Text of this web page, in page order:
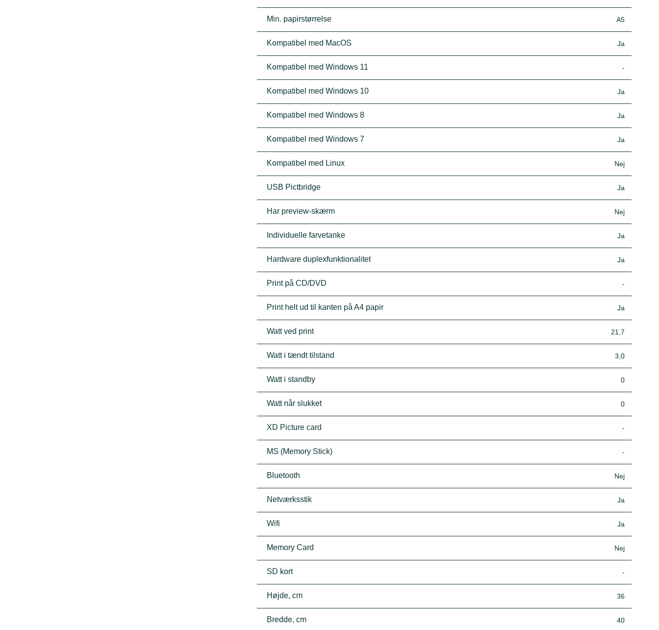
Min. papirstørrelse A5
Kompatibel med MacOS Ja
Kompatibel med Windows 11 -
Kompatibel med Windows 10 Ja
Kompatibel med Windows 8 Ja
Kompatibel med Windows 7 Ja
Kompatibel med Linux Nej
USB Pictbridge Ja
Har preview-skærm Nej
Individuelle farvetanke Ja
Hardware duplexfunktionalitet Ja
Print på CD/DVD -
Print helt ud til kanten på A4 papir Ja
Watt ved print 21,7
Watt i tændt tilstand 3,0
Watt i standby 0
Watt når slukket 0
XD Picture card -
MS (Memory Stick) -
Bluetooth Nej
Netværksstik Ja
Wifi Ja
Memory Card Nej
SD kort -
Højde, cm 36
Bredde, cm 40